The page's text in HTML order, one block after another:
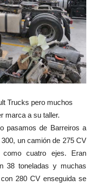
Trucks pero muchos
marca a su taller.
pasamos de Barreiros a
un camión de 275 CV
cuatro ejes. Eran
38 toneladas y muchas
280 CV enseguida se